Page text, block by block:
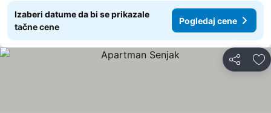
Izaberi datume da bi se prikazale
tačne cene
Pogledaj cene
Deli